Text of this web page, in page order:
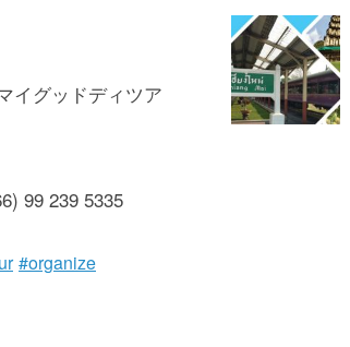
イグッドディツア
99 239 5335
#organize